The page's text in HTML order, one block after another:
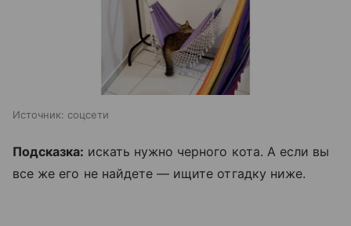
Источник: соцсети
Подсказка: искать нужно черного кота. А если вы
все же его не найдете — ищите отгадку ниже.